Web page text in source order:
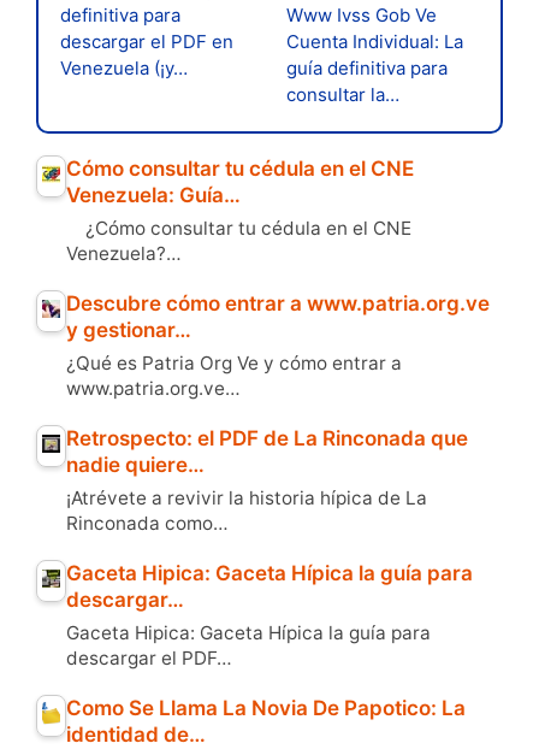
definitiva para
descargar el PDF en
Venezuela (¡y…
Www Ivss Gob Ve
Cuenta Individual: La
guía definitiva para
consultar la…
Cómo consultar tu cédula en el CNE
Venezuela: Guía…
¿Cómo consultar tu cédula en el CNE
Venezuela?…
Descubre cómo entrar a www.patria.org.ve
y gestionar…
¿Qué es Patria Org Ve y cómo entrar a
www.patria.org.ve…
Retrospecto: el PDF de La Rinconada que
nadie quiere…
¡Atrévete a revivir la historia hípica de La
Rinconada como…
Gaceta Hipica: Gaceta Hípica la guía para
descargar…
Gaceta Hipica: Gaceta Hípica la guía para
descargar el PDF…
Como Se Llama La Novia De Papotico: La
identidad de…